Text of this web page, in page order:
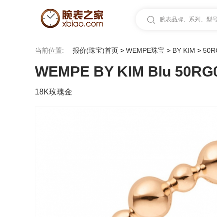
腕表品牌、系列、型
当前位置: 报价(珠宝)首页 > WEMPE珠宝 > BY KIM >
WEMPE BY KIM Blu
18K玫瑰金